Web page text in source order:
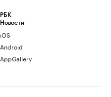
РБК
Новости
iOS
Android
AppGallery